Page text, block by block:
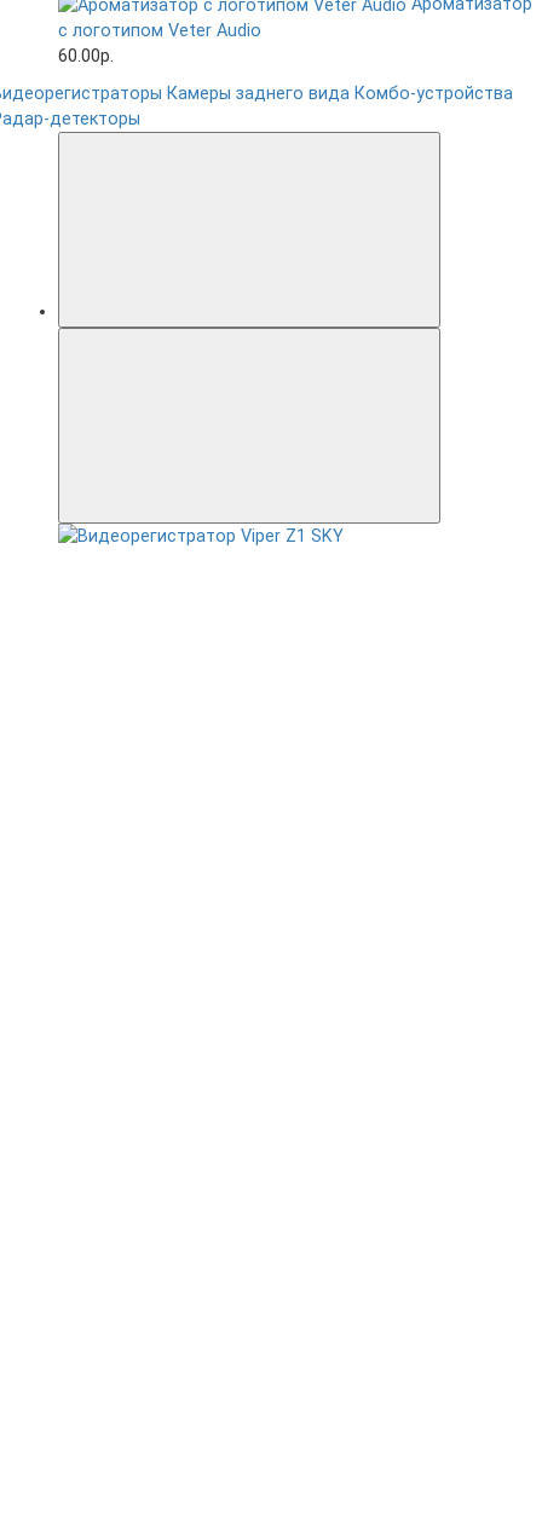
Ароматизатор
с логотипом Veter Audio
60.00р.
Камеры заднего вида Комбо-устройства
детекторы